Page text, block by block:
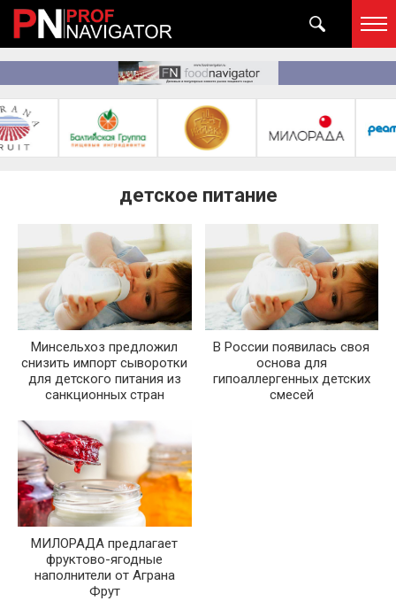
детское питание
Минсельхоз предложил
снизить импорт сыворотки
для детского питания из
санкционных стран
В России появилась своя
основа для
гипоаллергенных детских
смесей
МИЛОРАДА предлагает
фруктово-ягодные
наполнители от Аграна
Фрут